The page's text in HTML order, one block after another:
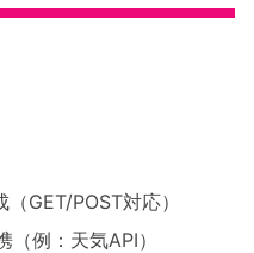
（GET/POST対応）
（例：天気API）